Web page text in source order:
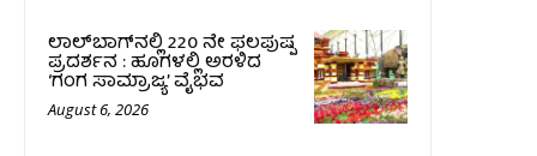
ಲಾಲ್‍ಬಾಗ್‍ನಲ್ಲಿ 220 ನೇ ಫಲಪುಷ್ಪ
ಪ್ರದರ್ಶನ : ಹೂಗಳಲ್ಲಿ ಅರಳಿದ
‘ಗಂಗ ಸಾಮ್ರಾಜ್ಯ’ ವೈಭವ
August 6, 2026